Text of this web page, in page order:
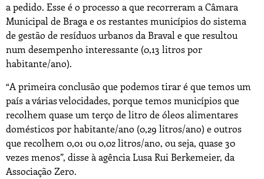
a pedido. Esse é o processo a que recorreram a Câmara
Municipal de Braga e os restantes municípios do sistema
de gestão de resíduos urbanos da Braval e que resultou
num desempenho interessante (0,13 litros por
habitante/ano).
“A primeira conclusão que podemos tirar é que temos um
país a várias velocidades, porque temos municípios que
recolhem quase um terço de litro de óleos alimentares
domésticos por habitante/ano (0,29 litros/ano) e outros
que recolhem 0,01 ou 0,02 litros/ano, ou seja, quase 30
vezes menos”, disse à agência Lusa Rui Berkemeier, da
Associação Zero.